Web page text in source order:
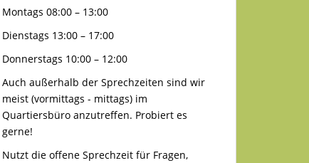
Montags 08:00 – 13:00
Dienstags 13:00 – 17:00
Donnerstags 10:00 – 12:00
Auch außerhalb der Sprechzeiten sind wir
meist (vormittags - mittags) im
Quartiersbüro anzutreffen. Probiert es
gerne!
Nutzt die offene Sprechzeit für Fragen,